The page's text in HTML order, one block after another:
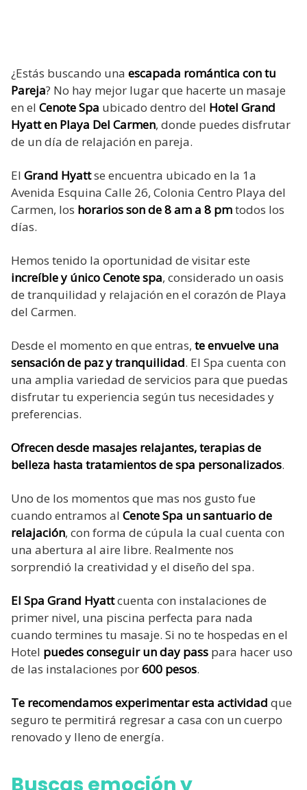
¿Estás buscando una escapada romántica con tu
Pareja? No hay mejor lugar que hacerte un masaje
en el Cenote Spa ubicado dentro del Hotel Grand
Hyatt en Playa Del Carmen, donde puedes disfrutar
de un día de relajación en pareja.
El Grand Hyattse encuentra ubicado en la 1a
Avenida Esquina Calle 26, Colonia Centro Playa del
Carmen, los horarios son de 8 am a 8 pmtodos los
días.
Hemos tenido la oportunidad de visitar este
increíble y único Cenote spa, considerado un oasis
de tranquilidad y relajación en el corazón de Playa
del Carmen.
Desde el momento en que entras, te envuelve una
sensación de paz y tranquilidad. El Spa cuenta con
una amplia variedad de servicios para que puedas
disfrutar tu experiencia según tus necesidades y
preferencias.
Ofrecen desde masajes relajantes, terapias de
belleza hasta tratamientos de spa personalizados.
Uno de los momentos que mas nos gusto fue
cuando entramos al Cenote Spa un santuario de
relajación, con forma de cúpula la cual cuenta con
una abertura al aire libre. Realmente nos
sorprendió la creatividad y el diseño del spa.
El Spa Grand Hyattcuenta con instalaciones de
primer nivel, una piscina perfecta para nada
cuando termines tu masaje. Si no te hospedas en el
Hotel puedes conseguir un day pass para hacer uso
de las instalaciones por600 pesos.
Te recomendamos experimentar esta actividad que
seguro te permitirá regresar a casa con un cuerpo
renovado y lleno de energía.